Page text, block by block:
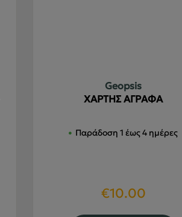
Geopsis
ΧΑΡΤΗΣ ΑΓΡΑΦΑ
Παράδοση 1 έως 4 ημέρες
€10.00